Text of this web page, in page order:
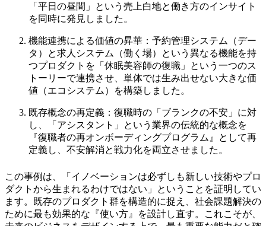
「平日の昼間」という売上白地と働き方のインサイト
を同時に発見しました。
機能連携による価値の昇華：予約管理システム（デー
タ）と求人システム（働く場）という異なる機能を持
つプロダクトを「休眠美容師の復職」という一つのス
トーリーで連携させ、単体では生み出せない大きな価
値（エコシステム）を構築しました。
既存概念の再定義：復職時の「ブランクの不安」に対
し、「アシスタント」という業界の伝統的な概念を
『復職者の再オンボーディングプログラム』として再
定義し、不安解消と戦力化を両立させました。
この事例は、「イノベーションは必ずしも新しい技術やプロ
ダクトから生まれるわけではない」ということを証明してい
ます。既存のプロダクト群を構造的に捉え、社会課題解決の
ために最も効果的な『使い方』を設計し直す。これこそが、